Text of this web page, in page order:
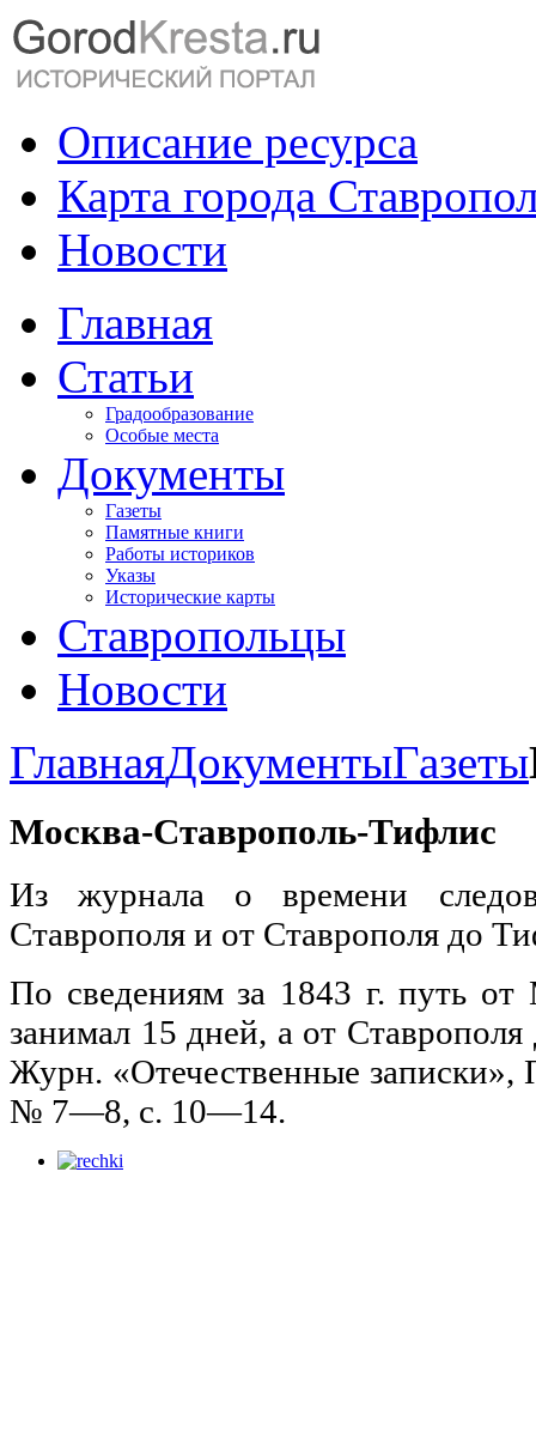
Описание ресурса
Карта города
Новости
Главная
Статьи
Градообразование
Особые места
Документы
Газеты
Памятные книги
Работы историков
Указы
Исторические карты
Ставропольцы
Новости
ГлавнаяДокументыГазеты
Москва-Ставрополь-Тифлис
Из журнала о времени
Ставрополя и от Ставрополя до
По сведениям за 1843 г. путь
занимал 15 дней, а от
Журн. «Отечественные записки»,
№ 7—8, с. 10—14.